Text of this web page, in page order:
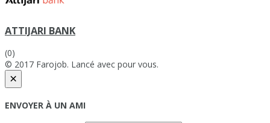
ATTIJARI BANK
(0)
© 2017 Farojob. Lancé avec pour vous.
×
ENVOYER À UN AMI